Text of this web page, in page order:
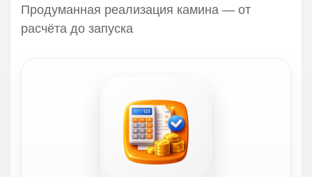
Продуманная реализация камина — от
расчёта до запуска